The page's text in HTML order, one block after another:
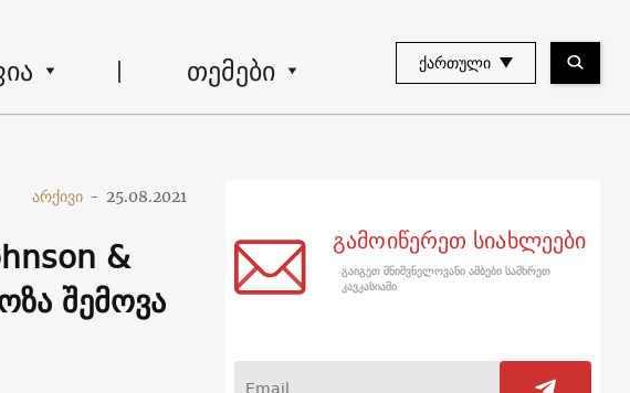
თემები ᲥᲐᲠᲗᲣᲚᲘ
არქივი - 25.08.2021
&
შემოვა
გამოიწერეთ სიახლეები
გაიგეთ მნიშვნელოვანი ამბები სამხრეთ
კავკასიაში